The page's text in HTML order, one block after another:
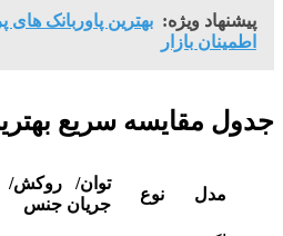
ویژه:
بازار
مقایسه سریع بهترین
نوع
توان/
جریان
روکش/
جنس